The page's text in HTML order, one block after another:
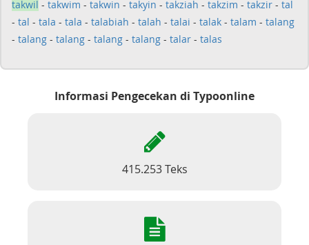
takwil - takwim - takwin - takyin - takziah - takzim - takzir - tal
- tal - tala - tala - talabiah - talah - talai - talak - talam - talang
- talang - talang - talang - talang - talar - talas
Informasi Pengecekan di Typoonline
415.253 Teks